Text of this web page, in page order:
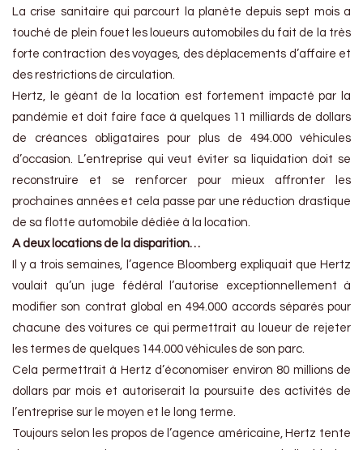
La crise sanitaire qui parcourt la planète depuis sept mois a
touché de plein fouet les loueurs automobiles du fait de la très
forte contraction des voyages, des déplacements d’affaire et
des restrictions de circulation.
Hertz, le géant de la location est fortement impacté par la
pandémie et doit faire face à quelques 11 milliards de dollars
de créances obligataires pour plus de 494.000 véhicules
d’occasion. L’entreprise qui veut éviter sa liquidation doit se
reconstruire et se renforcer pour mieux affronter les
prochaines années et cela passe par une réduction drastique
de sa flotte automobile dédiée à la location.
A deux locations de la disparition…
Il y a trois semaines, l’agence Bloomberg expliquait que Hertz
voulait qu’un juge fédéral l’autorise exceptionnellement à
modifier son contrat global en 494.000 accords séparés pour
chacune des voitures ce qui permettrait au loueur de rejeter
les termes de quelques 144.000 véhicules de son parc.
Cela permettrait à Hertz d’économiser environ 80 millions de
dollars par mois et autoriserait la poursuite des activités de
l’entreprise sur le moyen et le long terme.
Toujours selon les propos de l’agence américaine, Hertz tente